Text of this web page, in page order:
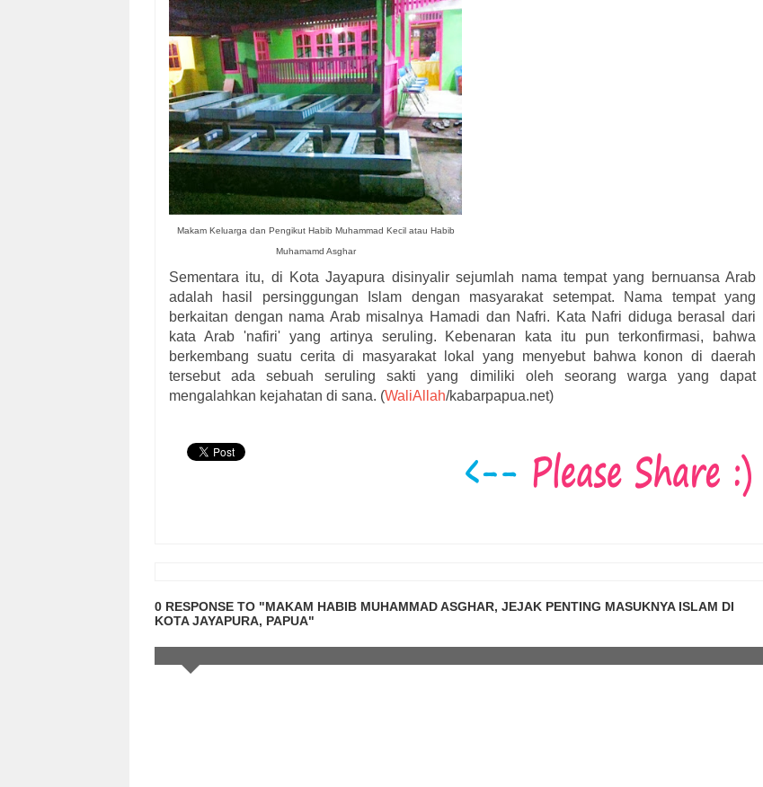
Makam Keluarga dan Pengikut Habib Muhammad Kecil atau Habib
Muhamamd Asghar
Sementara itu, di Kota Jayapura disinyalir sejumlah nama tempat yang bernuansa Arab
adalah hasil persinggungan Islam dengan masyarakat setempat. Nama tempat yang
berkaitan dengan nama Arab misalnya Hamadi dan Nafri. Kata Nafri diduga berasal dari
kata Arab 'nafiri' yang artinya seruling. Kebenaran kata itu pun terkonfirmasi, bahwa
berkembang suatu cerita di masyarakat lokal yang menyebut bahwa konon di daerah
tersebut ada sebuah seruling sakti yang dimiliki oleh seorang warga yang dapat
mengalahkan kejahatan di sana. (WaliAllah/kabarpapua.net)
0 RESPONSE TO "MAKAM HABIB MUHAMMAD ASGHAR, JEJAK PENTING MASUKNYA ISLAM DI
KOTA JAYAPURA, PAPUA"